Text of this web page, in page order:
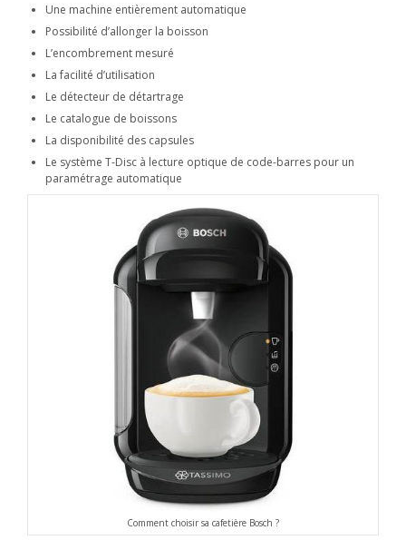
Une machine entièrement automatique
Possibilité d’allonger la boisson
L’encombrement mesuré
La facilité d’utilisation
Le détecteur de détartrage
Le catalogue de boissons
La disponibilité des capsules
Le système T-Disc à lecture optique de code-barres pour un
paramétrage automatique
Comment choisir sa cafetière Bosch ?